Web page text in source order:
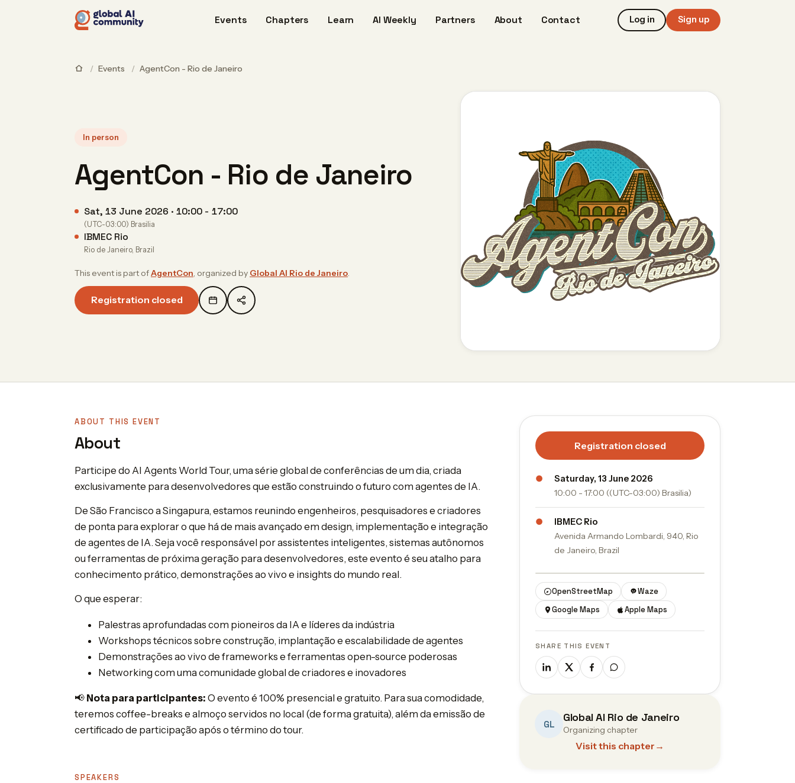
Events Chapters Learn AI Weekly Partners About Contact Log in Sign up
/ Events / AgentCon - Rio de Janeiro
In person
AgentCon - Rio de Janeiro
Sat, 13 June 2026 · 10:00 - 17:00
(UTC-03:00) Brasilia
IBMEC Rio
Rio de Janeiro, Brazil
This event is part ofAgentCon , organized by Global AI Rio de Janeiro
Registration closed
ABOUT THIS EVENT
About
Participe do AI Agents World Tour, uma série global de conferências de um dia, criada
exclusivamente para desenvolvedores que estão construindo o futuro com agentes de IA.
De São Francisco a Singapura, estamos reunindo engenheiros, pesquisadores e criadores
de ponta para explorar o que há de mais avançado em design, implementação e integração
de agentes de IA. Seja você responsável por assistentes inteligentes, sistemas autônomos
ou ferramentas de próxima geração para desenvolvedores, este evento é seu atalho para
conhecimento prático, demonstrações ao vivo e insights do mundo real.
O que esperar:
Palestras aprofundadas com pioneiros da IA e líderes da indústria
Workshops técnicos sobre construção, implantação e escalabilidade de agentes
Demonstrações ao vivo de frameworks e ferramentas open-source poderosas
Networking com uma comunidade global de criadores e inovadores
📢 Nota para participantes: O evento é 100% presencial e gratuito. Para sua comodidade,
teremos coffee-breaks e almoço servidos no local (de forma gratuita), além da emissão de
certificado de participação após o término do tour.
SPEAKERS
Registration closed
●
Saturday, 13 June 2026
10:00 - 17:00 ((UTC-03:00) Brasilia)
●
IBMEC Rio
Avenida Armando Lombardi, 940, Rio
de Janeiro, Brazil
OpenStreetMap
Waze
Google Maps
Apple Maps
SHARE THIS EVENT
GL Global AI Rio de Janeiro
Organizing chapter
Visit this chapter →